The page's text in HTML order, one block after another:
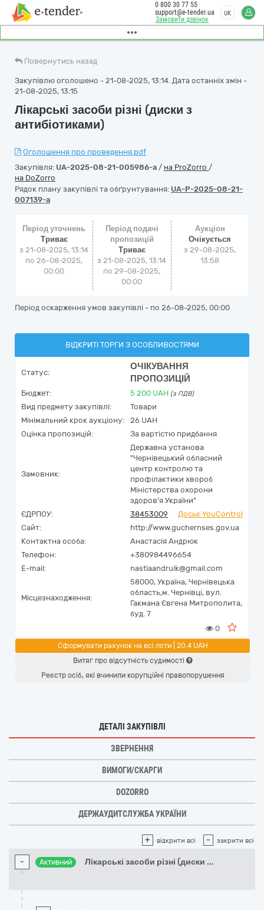
Замовити дзвінок
0 800 30 77 55
support@e-tender.ua
UK
Повернутись назад
Закупівлю оголошено - 21-08-2025, 13:14. Дата останніх змін -
21-08-2025, 13:15
Лікарські засоби різні (диски з
антибіотиками)
Оголошення про проведення.pdf
Закупівля: UA-2025-08-21-005986-a / на ProZorro /
на DoZorro
Рядок плану закупівлі та обґрунтування: UA-P-2025-08-21-
007139-a
Період уточнень
Триває
з 21-08-2025, 13:14
по 26-08-2025,
00:00
Період подачі
пропозицій
Триває
з 21-08-2025, 13:14
по 29-08-2025,
00:00
Аукціон
Очікується
з29-08-2025,
13:58
Період оскарження умов закупівлі - по 26-08-2025, 00:00
ВІДКРИТІ ТОРГИ З ОСОБЛИВОСТЯМИ
Статус:
ОЧІКУВАННЯ
ПРОПОЗИЦІЙ
Бюджет: 5 200 UAH (з ПДВ)
Вид предмету закупівлі:
Товари
Мінімальний крок аукціону:
26 UAH
Оцінка пропозицій:
За вартістю придбання
Замовник:
Державна установа
"Чернівецький обласний
центр контролю та
профілактики хвороб
Міністерства охорони
здоров'я України"
ЄДРПОУ:
38453009
Досьє YouControl
Сайт:
http://www.guchernses.gov.ua
Контактна особа:
Анастасія Андрюк
Телефон:
+380984496654
E-mail:
nastiaandruik@gmail.com
Місцезнаходження:
58000, Україна, Чернівецька
область,м. Чернівці, вул.
Гакмана Євгена Митрополита,
буд. 7
0
Сформувати рахунок на всі лоти | 20.4 UAH
Витяг про відсутність судимості
Реєстр осіб, які вчинили корупційні правопорушення
ДЕТАЛІ ЗАКУПІВЛІ
ЗВЕРНЕННЯ
ВИМОГИ/СКАРГИ
DOZORRO
ДЕРЖАУДИТСЛУЖБА УКРАЇНИ
+ відкрити всі - закрити всі
- Активний Лікарські засоби різні (диски ...